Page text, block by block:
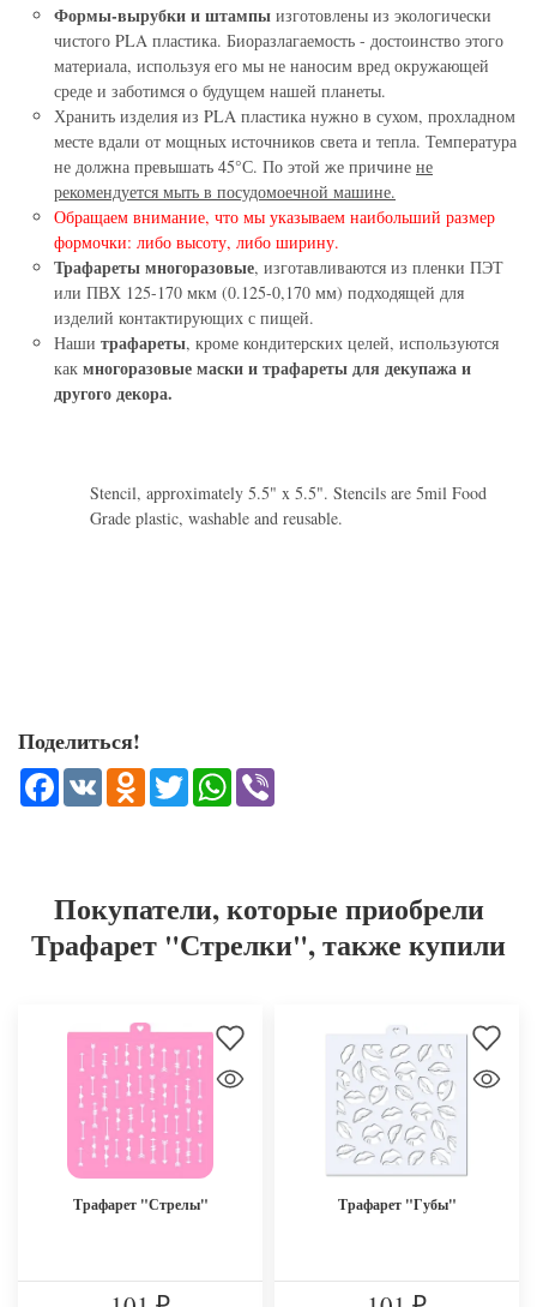
Формы-вырубки и штампы изготовлены из экологически
чистого PLA пластика. Биоразлагаемость - достоинство этого
материала, используя его мы не наносим вред окружающей
среде и заботимся о будущем нашей планеты.
Хранить изделия из PLA пластика нужно в сухом, прохладном
месте вдали от мощных источников света и тепла. Температура
не должна превышать 45°С. По этой же причине не
рекомендуется мыть в посудомоечной машине.
Обращаем внимание, что мы указываем наибольший размер
формочки: либо высоту, либо ширину.
Трафареты многоразовые, изготавливаются из пленки ПЭТ
или ПВХ 125-170 мкм (0.125-0,170 мм) подходящей для
изделий контактирующих с пищей.
Наши трафареты, кроме кондитерских целей, используются
как многоразовые маски и трафареты для декупажа и
другого декора.
Stencil, approximately 5.5" x 5.5". Stencils are 5mil Food
Grade plastic, washable and reusable.
Поделиться!
Facebook
VK Odnoklassniki
TwitterWhatsApp
Покупатели, которые приобрели
Трафарет "Стрелки", также купили
Трафарет "Стрелы" Трафарет "Губы"